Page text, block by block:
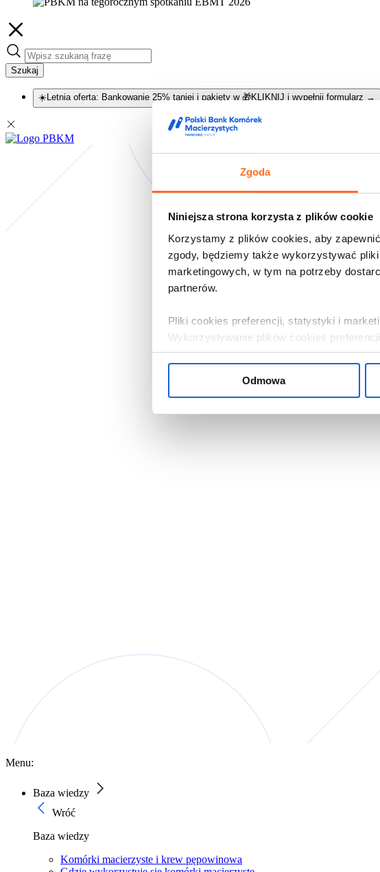
Zgoda
Niniejsza strona korzysta z plików cookie
Korzystamy z plików cookies, aby
zgody, będziemy także wykorzystywać
marketingowych, w tym na potrzeby
partnerów.
Pliki cookies preferencji, statystyki i
Wykorzystywanie plików cookies
zgoda.
Jeżeli zgadza się Pani / Pan, abyśmy
Odmowa
Szukaj
☀️Letnia oferta: Bankowanie 25% taniej i pakiety w 🎁KLIKNIJ i wypełnij formularz →
Menu:
Baza wiedzy
Wróć
Baza wiedzy
Komórki macierzyste i krew pępowinowa